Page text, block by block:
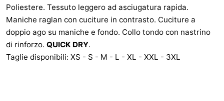
Poliestere. Tessuto leggero ad asciugatura rapida.
Maniche raglan con cuciture in contrasto. Cuciture a
doppio ago su maniche e fondo. Collo tondo con nastrino
di rinforzo. QUICK DRY.
Taglie disponibili: XS - S - M - L - XL - XXL - 3XL